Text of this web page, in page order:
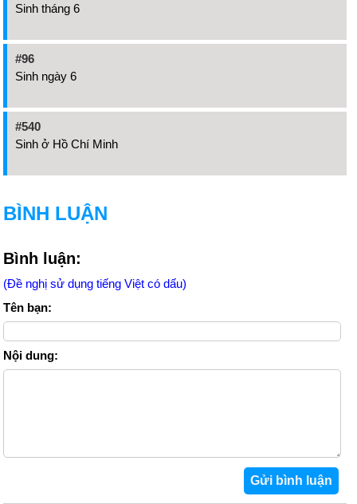
Sinh tháng 6
#96
Sinh ngày 6
#540
Sinh ở Hồ Chí Minh
BÌNH LUẬN
Bình luận:
(Đề nghị sử dụng tiếng Việt có dấu)
Tên bạn:
Nội dung: